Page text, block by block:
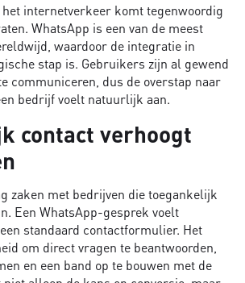
het internetverkeer komt tegenwoordig
WhatsApp is een van de meest
waardoor de integratie in
stap is. Gebruikers zijn al gewend
communiceren, dus de overstap naar
bedrijf voelt natuurlijk aan.
contact verhoogt
zaken met bedrijven die toegankelijk
Een WhatsApp-gesprek voelt
standaard contactformulier. Het
om direct vragen te beantwoorden,
en een band op te bouwen met de